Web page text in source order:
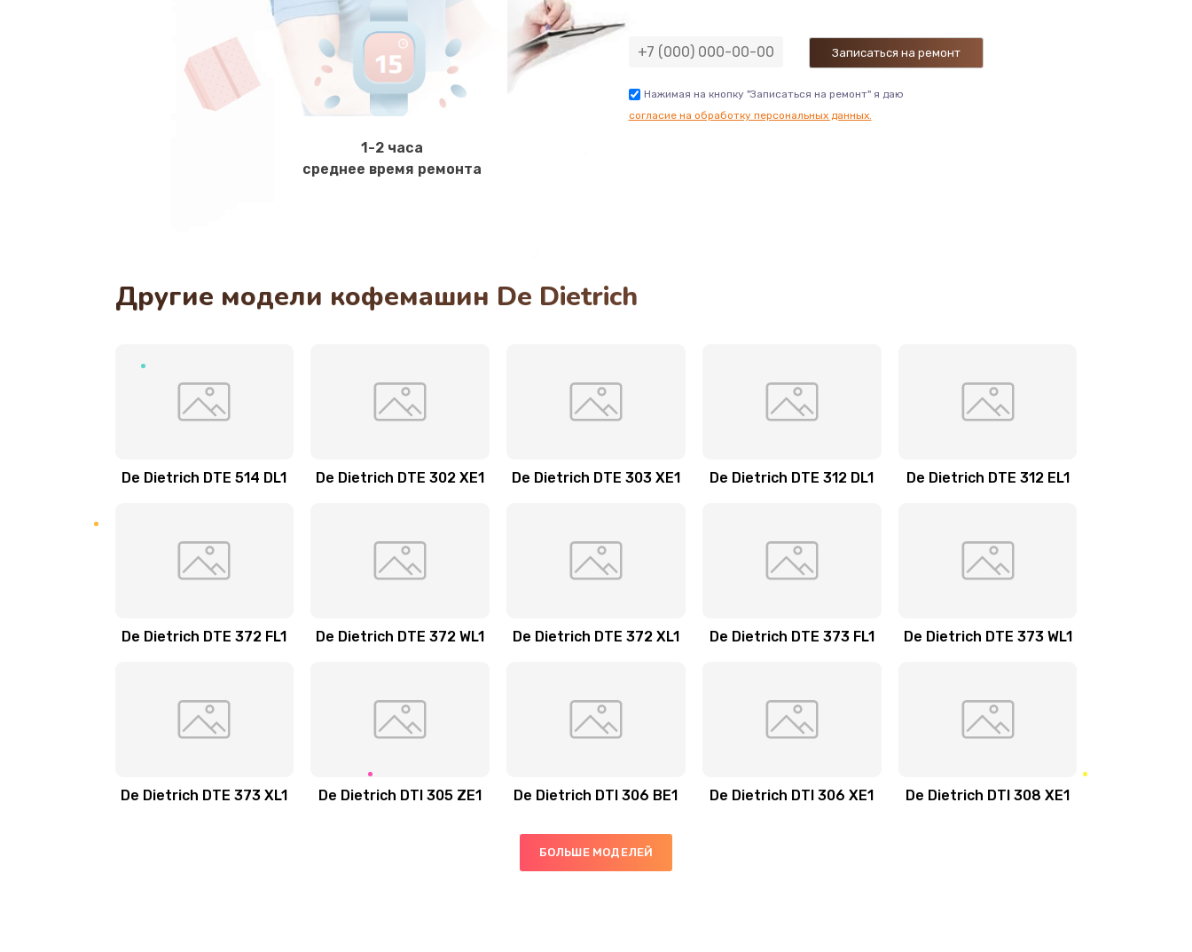
1-2 часа
среднее время ремонта
Нажимая на кнопку "Записаться на ремонт" я даю
согласие на обработку персональных данных.
Другие модели кофемашин De Dietrich
De Dietrich DTE 514 DL1 De Dietrich DTE 302 XE1 De Dietrich DTE 303 XE1 De Dietrich DTE 312 DL1 De Dietrich DTE 312 EL1
De Dietrich DTE 372 FL1 De Dietrich DTE 372 WL1 De Dietrich DTE 372 XL1 De Dietrich DTE 373 FL1 De Dietrich DTE 373 WL1
De Dietrich DTE 373 XL1 De Dietrich DTI 305 ZE1 De Dietrich DTI 306 BE1 De Dietrich DTI 306 XE1 De Dietrich DTI 308 XE1
БОЛЬШЕ МОДЕЛЕЙ